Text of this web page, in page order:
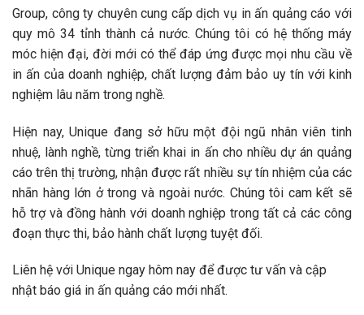
Group, công ty chuyên cung cấp dịch vụ in ấn quảng cáo với
quy mô 34 tỉnh thành cả nước. Chúng tôi có hệ thống máy
móc hiện đại, đời mới có thể đáp ứng được mọi nhu cầu về
in ấn của doanh nghiệp, chất lượng đảm bảo uy tín với kinh
nghiệm lâu năm trong nghề.
Hiện nay, Unique đang sở hữu một đội ngũ nhân viên tinh
nhuệ, lành nghề, từng triển khai in ấn cho nhiều dự án quảng
cáo trên thị trường, nhận được rất nhiều sự tín nhiệm của các
nhãn hàng lớn ở trong và ngoài nước. Chúng tôi cam kết sẽ
hỗ trợ và đồng hành với doanh nghiệp trong tất cả các công
đoạn thực thi, bảo hành chất lượng tuyệt đối.
Liên hệ với Unique ngay hôm nay để được tư vấn và cập
nhật báo giá in ấn quảng cáo mới nhất.